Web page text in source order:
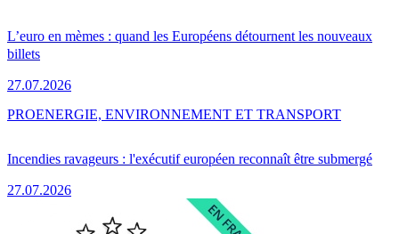
L’euro en mèmes : quand les Européens détournent les nouveaux
billets
27.07.2026
Incendies ravageurs : l'exécutif européen reconnaît être submergé
27.07.2026
PROENERGIE, ENVIRONNEMENT ET TRANSPORT